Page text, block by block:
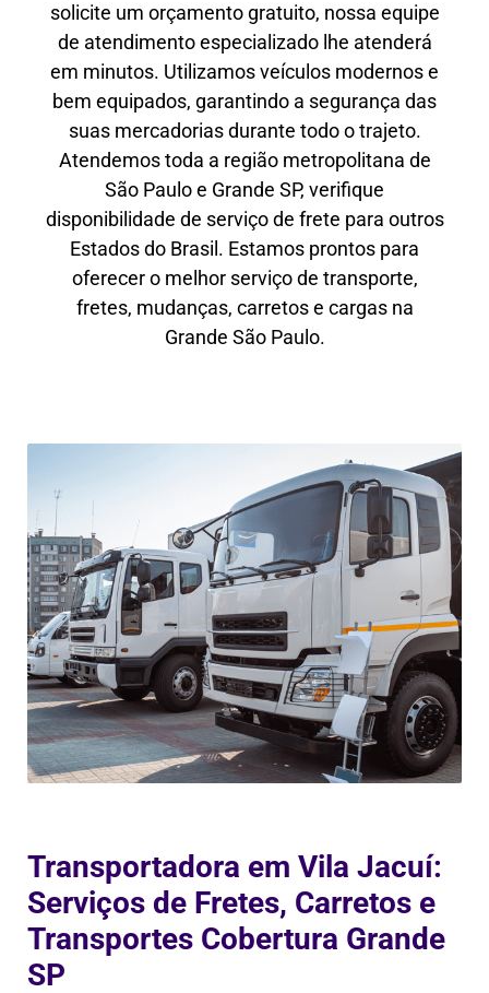
solicite um orçamento gratuito, nossa equipe
de atendimento especializado lhe atenderá
em minutos. Utilizamos veículos modernos e
bem equipados, garantindo a segurança das
suas mercadorias durante todo o trajeto.
Atendemos toda a região metropolitana de
São Paulo e Grande SP, verifique
disponibilidade de serviço de frete para outros
Estados do Brasil. Estamos prontos para
oferecer o melhor serviço de transporte,
fretes, mudanças, carretos e cargas na
Grande São Paulo.
Transportadora em Vila Jacuí:
Serviços de Fretes, Carretos e
Transportes Cobertura Grande
SP